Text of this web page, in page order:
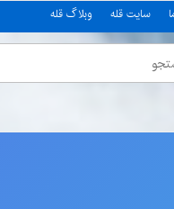
سایت قله وبلاگ قله